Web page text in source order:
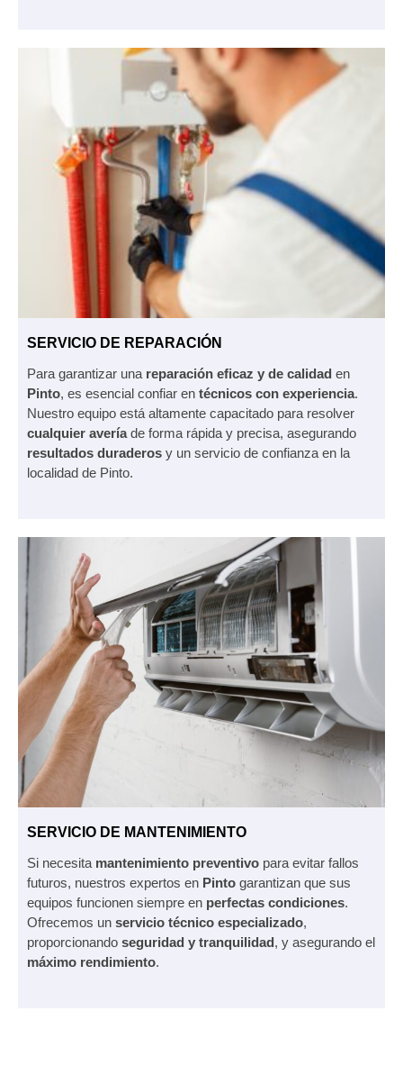
SERVICIO DE REPARACIÓN
Para garantizar una reparación eficaz y de calidad en
Pinto, es esencial confiar en técnicos con experiencia.
Nuestro equipo está altamente capacitado para resolver
cualquier averíade forma rápida y precisa, asegurando
resultados duraderos y un servicio de confianza en la
localidad de Pinto.
SERVICIO DE MANTENIMIENTO
Si necesita mantenimiento preventivo para evitar fallos
futuros, nuestros expertos en Pinto garantizan que sus
equipos funcionen siempre en perfectas condiciones.
Ofrecemos un servicio técnico especializado,
proporcionando seguridad y tranquilidad, y asegurando el
máximo rendimiento.